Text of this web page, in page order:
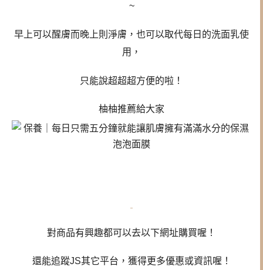
~
早上可以醒膚而晚上則淨膚，也可以取代每日的洗面乳使
用，
只能說超超超方便的啦！
柚柚推薦給大家
對商品有興趣都可以去以下網址購買喔！
還能追蹤JS其它平台，獲得更多優惠或資訊喔！